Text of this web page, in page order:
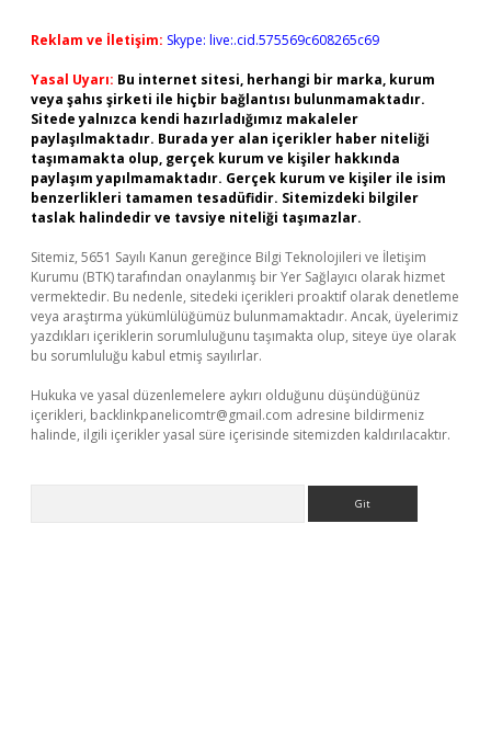
Reklam ve İletişim: Skype: live:.cid.575569c608265c69
Yasal Uyarı: Bu internet sitesi, herhangi bir marka, kurum
veya şahıs şirketi ile hiçbir bağlantısı bulunmamaktadır.
Sitede yalnızca kendi hazırladığımız makaleler
paylaşılmaktadır. Burada yer alan içerikler haber niteliği
taşımamakta olup, gerçek kurum ve kişiler hakkında
paylaşım yapılmamaktadır. Gerçek kurum ve kişiler ile isim
benzerlikleri tamamen tesadüfidir. Sitemizdeki bilgiler
taslak halindedir ve tavsiye niteliği taşımazlar.
Sitemiz, 5651 Sayılı Kanun gereğince Bilgi Teknolojileri ve İletişim
Kurumu (BTK) tarafından onaylanmış bir Yer Sağlayıcı olarak hizmet
vermektedir. Bu nedenle, sitedeki içerikleri proaktif olarak denetleme
veya araştırma yükümlülüğümüz bulunmamaktadır. Ancak, üyelerimiz
yazdıkları içeriklerin sorumluluğunu taşımakta olup, siteye üye olarak
bu sorumluluğu kabul etmiş sayılırlar.
Hukuka ve yasal düzenlemelere aykırı olduğunu düşündüğünüz
içerikleri, backlinkpanelicomtr@gmail.com adresine bildirmeniz
halinde, ilgili içerikler yasal süre içerisinde sitemizden kaldırılacaktır.